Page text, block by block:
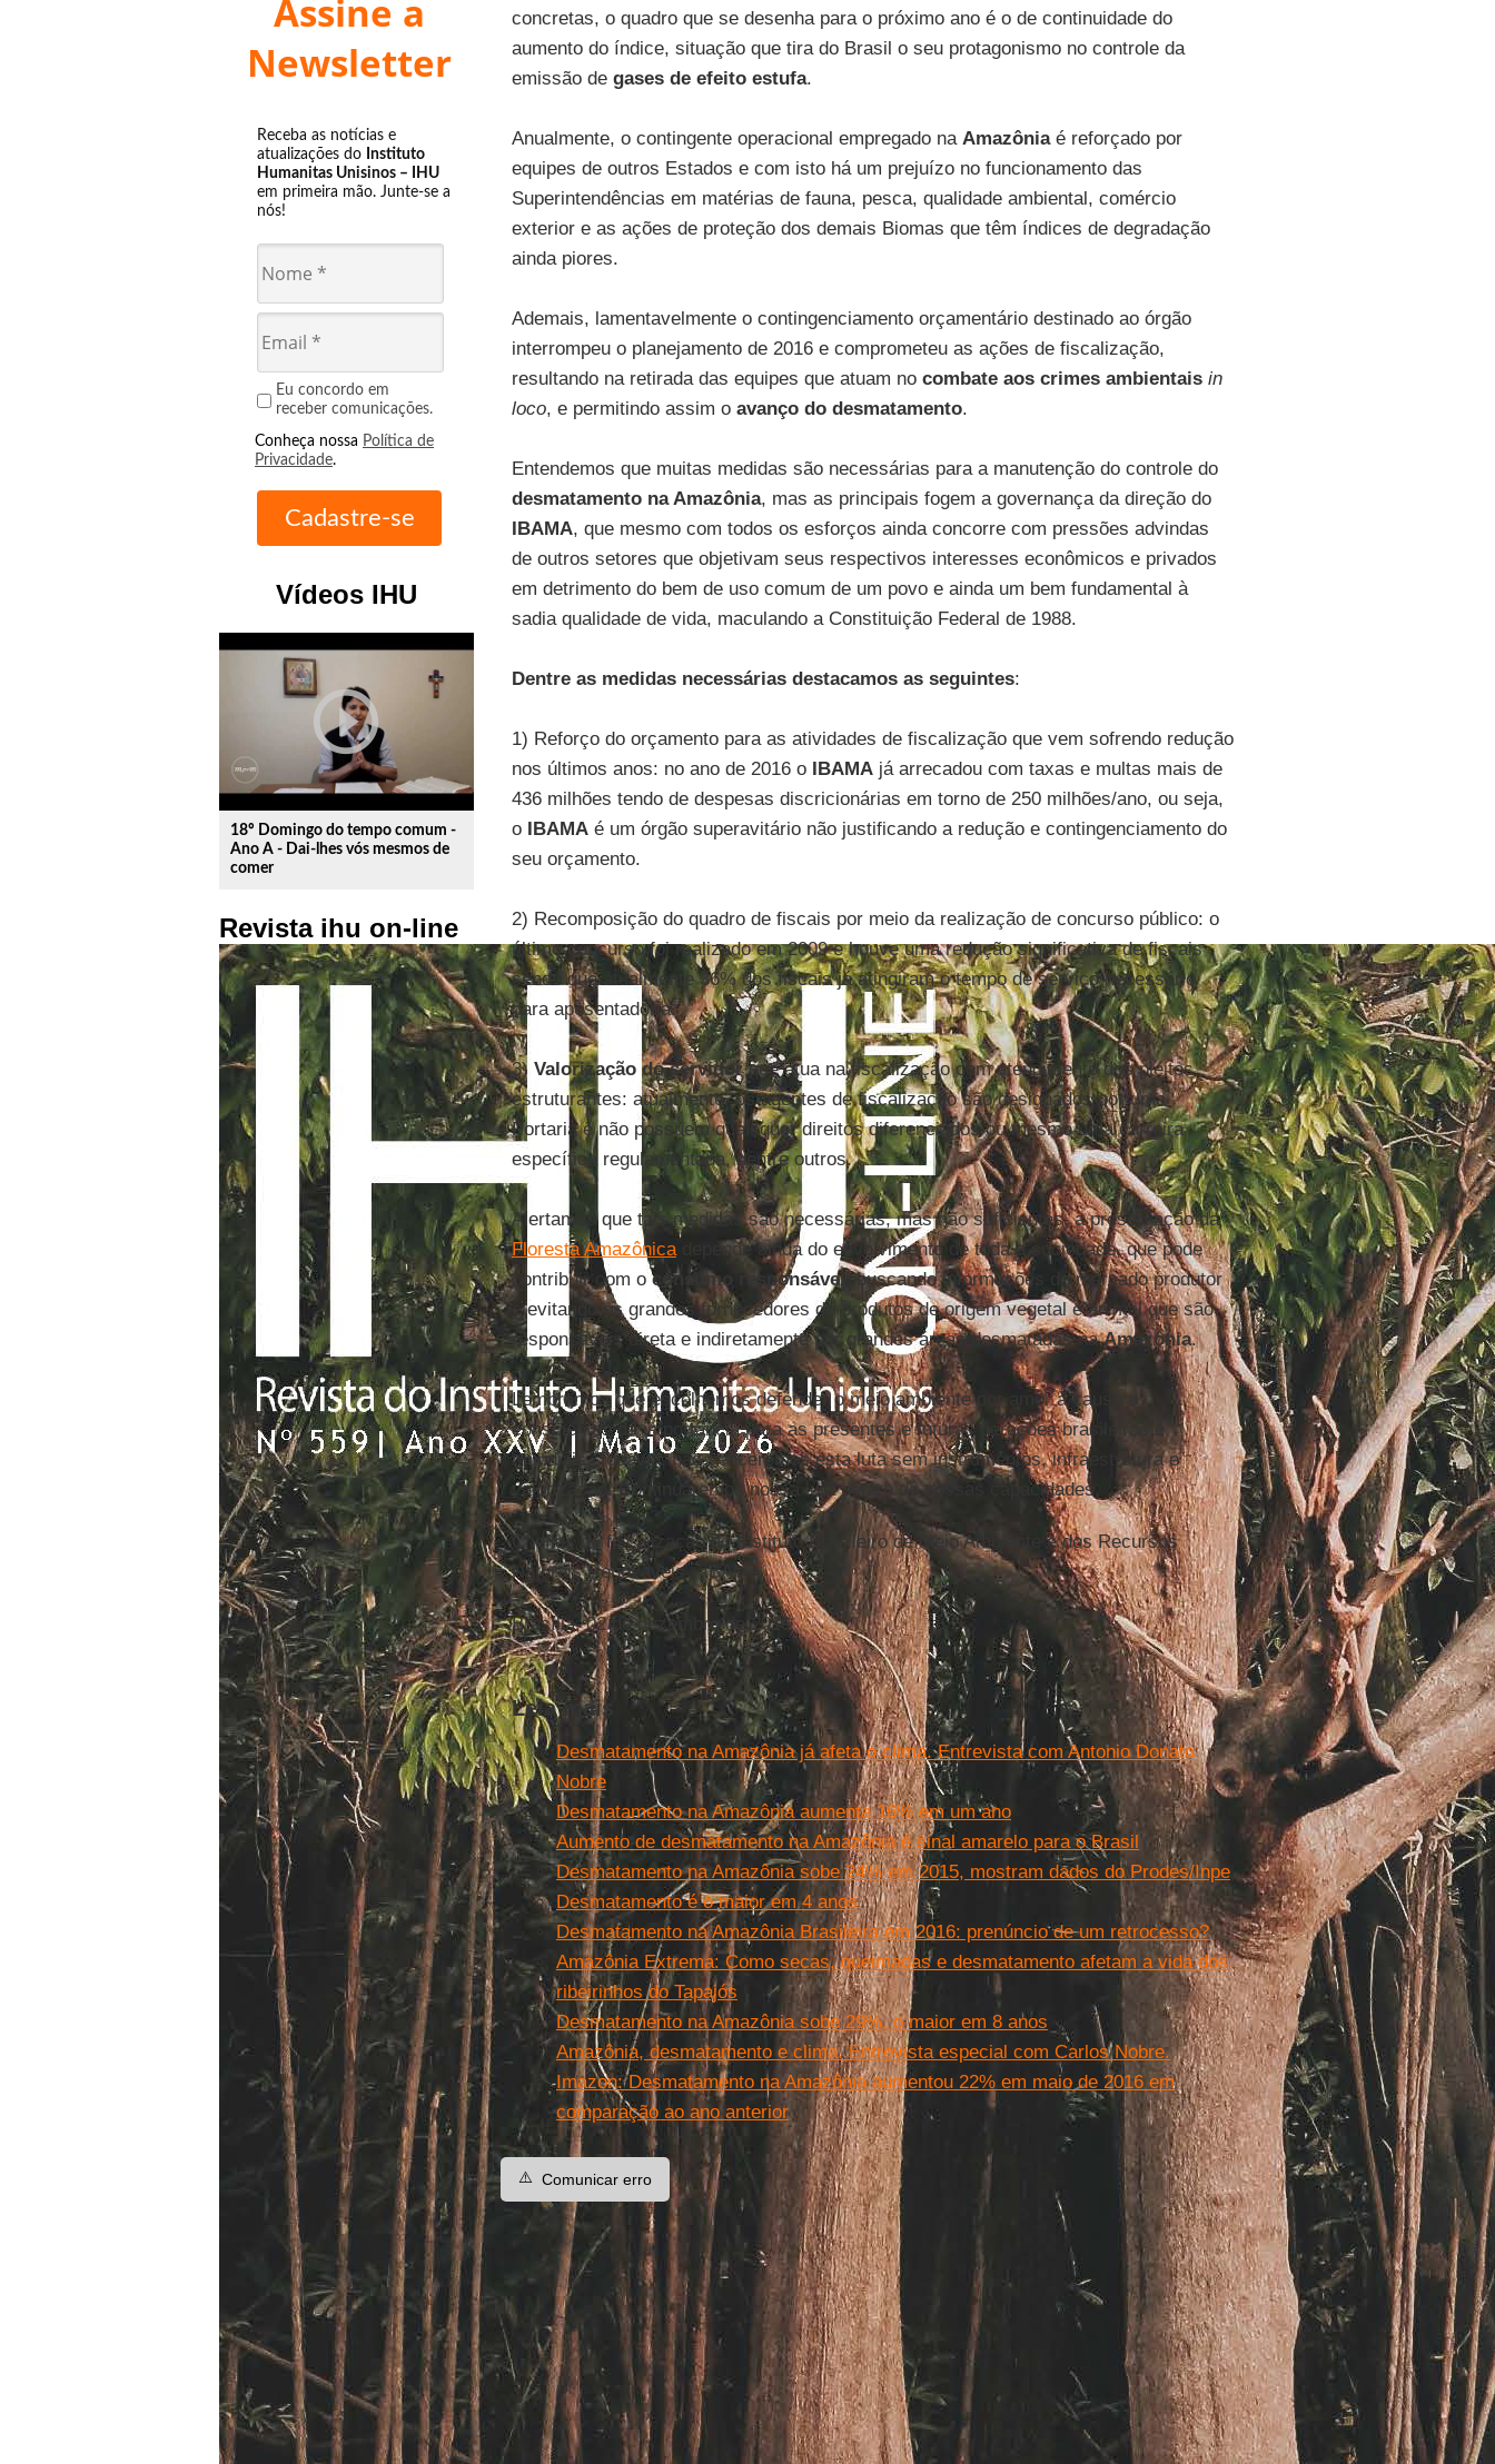
Assine a
Newsletter
Receba as notícias e
atualizações do Instituto
Humanitas Unisinos – IHU
em primeira mão. Junte-se a
nós!
Eu concordo em
receber comunicações.
Conheça nossa Política de
Privacidade.
Vídeos IHU
play_circle_outline
18º Domingo do tempo comum -
Ano A - Dai-lhes vós mesmos de
comer
Revista ihu on-line
concretas, o quadro que se desenha para o próximo ano é o de continuidade do
aumento do índice, situação que tira do Brasil o seu protagonismo no controle da
emissão de gases de efeito estufa.
Anualmente, o contingente operacional empregado na Amazôniaé reforçado por
equipes de outros Estados e com isto há um prejuízo no funcionamento das
Superintendências em matérias de fauna, pesca, qualidade ambiental, comércio
exterior e as ações de proteção dos demais Biomas que têm índices de degradação
ainda piores.
Ademais, lamentavelmente o contingenciamento orçamentário destinado ao órgão
interrompeu o planejamento de 2016 e comprometeu as ações de fiscalização,
resultando na retirada das equipes que atuam no combate aos crimes ambientais in
loco, e permitindo assim o avanço do desmatamento.
Entendemos que muitas medidas são necessárias para a manutenção do controle do
desmatamento na Amazônia, mas as principais fogem a governança da direção do
IBAMA, que mesmo com todos os esforços ainda concorre com pressões advindas
de outros setores que objetivam seus respectivos interesses econômicos e privados
em detrimento do bem de uso comum de um povo e ainda um bem fundamental à
sadia qualidade de vida, maculando a Constituição Federal de 1988.
Dentre as medidas necessárias destacamos as seguintes:
1) Reforço do orçamento para as atividades de fiscalização que vem sofrendo redução
nos últimos anos: no ano de 2016 o IBAMAjá arrecadou com taxas e multas mais de
436 milhões tendo de despesas discricionárias em torno de 250 milhões/ano, ou seja,
o IBAMAé um órgão superavitário não justificando a redução e contingenciamento do
seu orçamento.
2) Recomposição do quadro de fiscais por meio da realização de concurso público: o
último concurso foi realizado em 2009 e houve uma redução significativa de fiscais
sendo que atualmente 36% dos fiscais já atingiram o tempo de serviço necessário
para aposentadoria.
3) Valorização do servidorque atua na fiscalização com atendimento dos pleitos
estruturantes: atualmente, os agentes de fiscalização são designados por uma
Portaria e não possuem quaisquer direitos diferenciados ou mesmo uma carreira
específica regulamentada, dentre outros.
Alertamos que tais medidas são necessárias, mas não suficientes, a preservação da
Floresta Amazônicadepende ainda do envolvimento de toda a sociedade, que pode
contribuir com oconsumo responsável, buscando informações do mercado produtor
e evitando os grandes fornecedores de produtos de origem vegetal e animal que são
responsáveis direta e indiretamente por grandes áreas desmatadas naAmazônia.
Lembramos que escolhemos defender o meio ambiente por amor à causa e
conscientes da importância para as presentes e futuras gerações brasileiras e
mundiais. Todavia, não venceremos esta luta sem instrumentos, infraestrutura e
valorização. Continuaremos nossa luta dentro de nossas capacidades.
Chefias de fiscalização do Instituto Brasileiro de Meio Ambiente e dos Recursos
Naturais Renováveis - IBAMA.
Brasília, 02 de dezembro de 2016
Leia mais
Desmatamento na Amazônia já afeta o clima. Entrevista com Antonio Donato
Nobre
Desmatamento na Amazônia aumenta 16% em um ano
Aumento de desmatamento na Amazônia é sinal amarelo para o Brasil
Desmatamento na Amazônia sobe 24% em 2015, mostram dados do Prodes/Inpe
Desmatamento é o maior em 4 anos
Desmatamento na Amazônia Brasileira em 2016: prenúncio de um retrocesso?
Amazônia Extrema: Como secas, queimadas e desmatamento afetam a vida dos
ribeirinhos do Tapajós
Desmatamento na Amazônia sobe 29%, o maior em 8 anos
Amazônia, desmatamento e clima. Entrevista especial com Carlos Nobre.
Imazon: Desmatamento na Amazônia aumentou 22% em maio de 2016 em
comparação ao ano anterior
⚠️ Comunicar erro